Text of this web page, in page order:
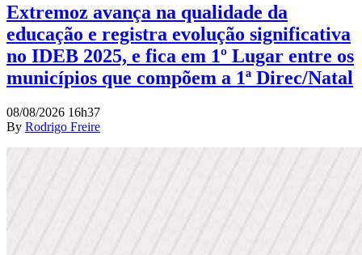
Extremoz avança na qualidade da
educação e registra evolução significativa
no IDEB 2025, e fica em 1º Lugar entre os
municípios que compõem a 1ª Direc/Natal
08/08/2026 16h37
By Rodrigo Freire